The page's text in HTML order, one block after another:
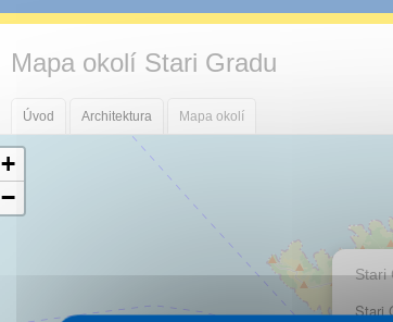
Mapa okolí Stari Gradu
Úvod Architektura Mapa okolí
Stari
Stari
+
−